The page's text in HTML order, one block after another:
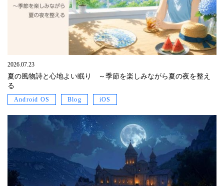
2026.07.23
夏の風物詩と心地よい眠り ～季節を楽しみながら夏の夜を整え
る
Android OS Blog iOS